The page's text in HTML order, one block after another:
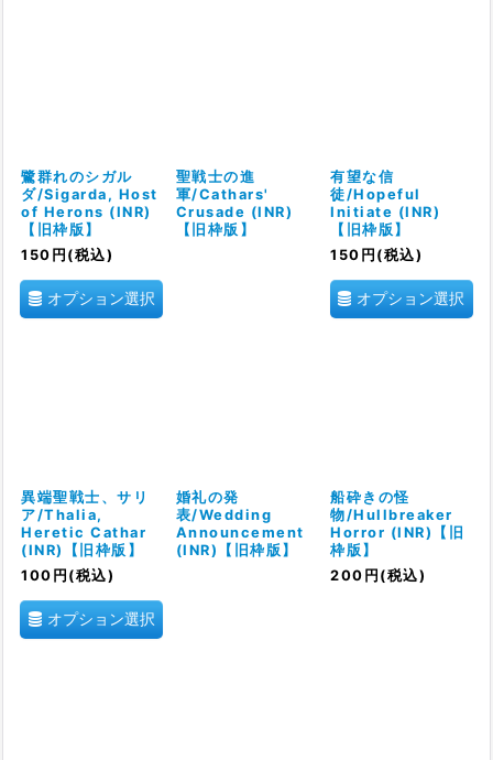
鷺群れのシガル
ダ/Sigarda, Host
of Herons (INR)
【旧枠版】
150 円 (税込)
オプション選択
聖戦士の進
軍/Cathars'
Crusade (INR)
【旧枠版】
有望な信
徒/Hopeful
Initiate (INR)
【旧枠版】
150 円 (税込)
オプション選択
異端聖戦士、サリ
ア/Thalia,
Heretic Cathar
(INR)【旧枠版】
100 円 (税込)
オプション選択
婚礼の発
表/Wedding
Announcement
(INR)【旧枠版】
船砕きの怪
物/Hullbreaker
Horror (INR)【旧
枠版】
200 円 (税込)